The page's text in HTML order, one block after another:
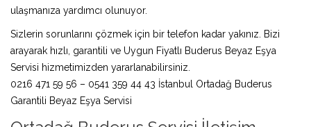
ulaşmanıza yardımcı olunuyor.
Sizlerin sorunlarını çözmek için bir telefon kadar yakınız. Bizi
arayarak hızlı, garantili ve Uygun Fiyatlı Buderus Beyaz Eşya
Servisi hizmetimizden yararlanabilirsiniz.
0216 471 59 56 – 0541 359 44 43 İstanbul Ortadağ Buderus
Garantili Beyaz Eşya Servisi